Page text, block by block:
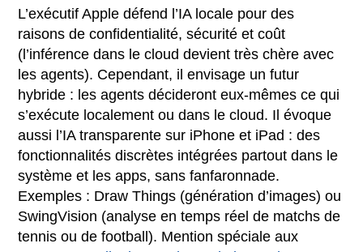
L’exécutif Apple défend l’IA locale pour des
raisons de confidentialité, sécurité et coût
(l’inférence dans le cloud devient très chère avec
les agents). Cependant, il envisage un futur
hybride : les agents décideront eux-mêmes ce qui
s’exécute localement ou dans le cloud. Il évoque
aussi l’IA transparente sur iPhone et iPad : des
fonctionnalités discrètes intégrées partout dans le
système et les apps, sans fanfaronnade.
Exemples : Draw Things (génération d’images) ou
SwingVision (analyse en temps réel de matchs de
tennis ou de football). Mention spéciale aux